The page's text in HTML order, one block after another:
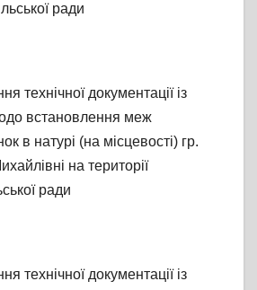
ради
технічної документації із
встановлення меж
в натурі (на місцевості) гр.
на території
ради
технічної документації із